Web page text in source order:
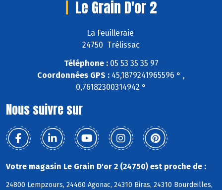
Le Grain D'or 2
La Feuilleraie
24750 Trélissac
Téléphone :05 53 35 35 97
Coordonnées GPS : 45,1879241965596 ° ,
0,76182300314942 °
Nous suivre sur
Votre magasin Le Grain D'or 2 (24750) est proche de :
24800 Lempzours, 24460 Agonac, 24310 Biras, 24310 Bourdeilles,